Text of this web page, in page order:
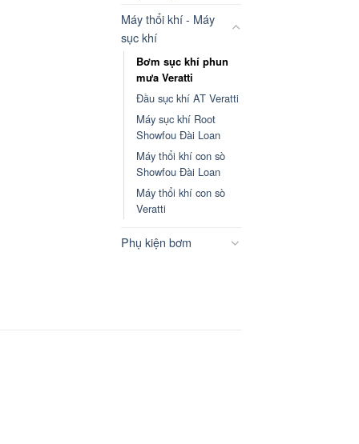
Máy thổi khí - Máy
sục khí
Bơm sục khí phun
mưa Veratti
Đầu sục khí AT Veratti
Máy sục khí Root
Showfou Đài Loan
Máy thổi khí con sò
Showfou Đài Loan
Máy thổi khí con sò
Veratti
Phụ kiện bơm